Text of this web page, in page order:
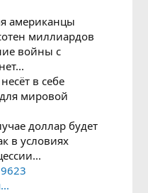
американцы
миллиардов
войны с
в себе
мировой
доллар будет
в условиях